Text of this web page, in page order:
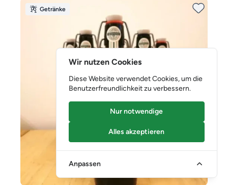
Getränke
Wir nutzen Cookies
Diese Website verwendet Cookies, um die
Benutzerfreundlichkeit zu verbessern.
Nur notwendige
Alles akzeptieren
Anpassen